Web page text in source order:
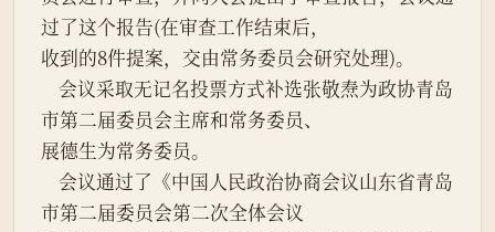
过了这个报告(在审查工作结束后，
收到的8件提案，交由常务委员会研究处理)。
市第二届委员会主席和常务委员、
展德生为常务委员。
市第二届委员会第二次全体会议